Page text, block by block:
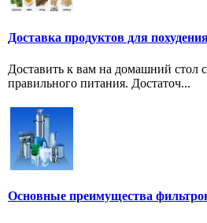
Доставка продуктов для
Доставить к вам на домашний стол
правильного питания. Достаточ...
Основные преимущества